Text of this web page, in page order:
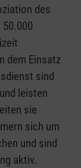
des
dem Einsatz
sind
leisten
sie
sich um
und sind
aktiv.